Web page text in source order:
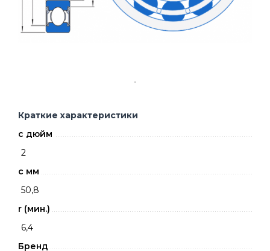
Краткие характеристики
c дюйм
2
c мм
50,8
r (мин.)
6,4
Бренд